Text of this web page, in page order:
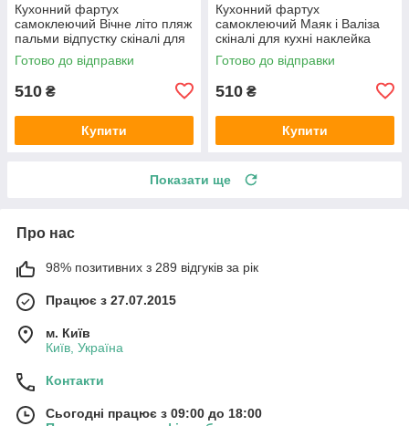
Кухонний фартух
самоклеючий Вічне літо пляж
пальми відпустку скіналі для
кухні наклейка ПВХ беж
600х2000 мм
Готово до відправки
510 ₴
Купити
Кухонний фартух
самоклеючий Маяк і Валіза
скіналі для кухні наклейка
ПВХ ретро море вінтаж
600х2000 мм
Готово до відправки
510 ₴
Купити
Показати ще
Про нас
98% позитивних з 289 відгуків за рік
Працює з 27.07.2015
м. Київ
Київ, Україна
Контакти
Сьогодні працює з 09:00 до 18:00